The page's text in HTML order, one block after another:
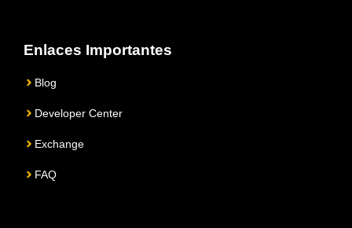
Enlaces Importantes
Blog
Developer Center
Exchange
FAQ